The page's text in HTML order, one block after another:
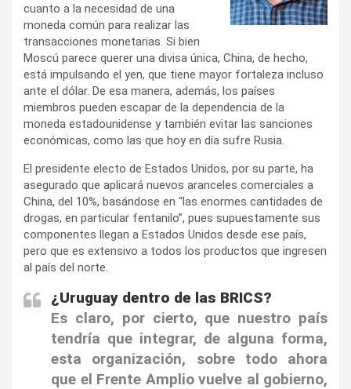
cuanto a la necesidad de una
moneda común para realizar las
transacciones monetarias. Si bien
Moscú parece querer una divisa única, China, de hecho,
está impulsando el yen, que tiene mayor fortaleza incluso
ante el dólar. De esa manera, además, los países
miembros pueden escapar de la dependencia de la
moneda estadounidense y también evitar las sanciones
económicas, como las que hoy en día sufre Rusia.
El presidente electo de Estados Unidos, por su parte, ha
asegurado que aplicará nuevos aranceles comerciales a
China, del 10%, basándose en “las enormes cantidades de
drogas, en particular fentanilo”, pues supuestamente sus
componentes llegan a Estados Unidos desde ese país,
pero que es extensivo a todos los productos que ingresen
al país del norte.
¿Uruguay dentro de las BRICS?
Es claro, por cierto, que nuestro país
tendría que integrar, de alguna forma,
esta organización, sobre todo ahora
que el Frente Amplio vuelve al gobierno,